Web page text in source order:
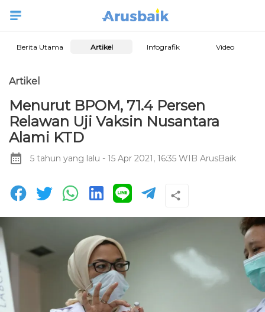
Berita Utama Artikel Infografik Video
Artikel
Menurut BPOM, 71.4 Persen
Relawan Uji Vaksin Nusantara
Alami KTD
5 tahun yang lalu - 15 Apr 2021, 16:35 WIB ArusBaik